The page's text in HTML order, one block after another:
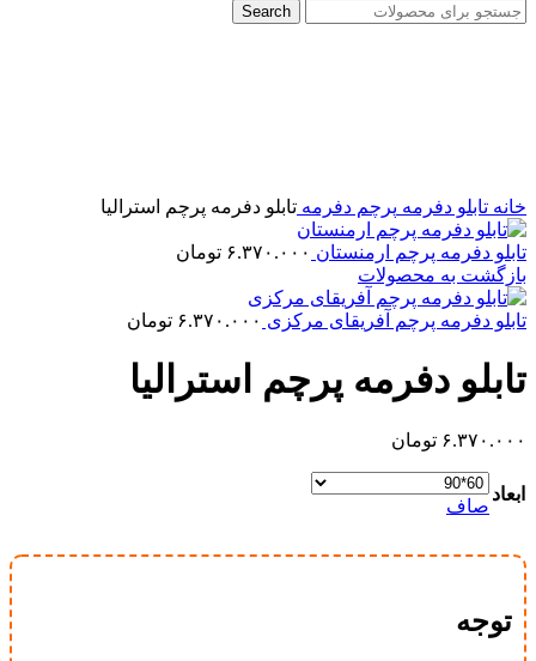
Search
خانه تابلو دفرمه پرچم دفرمه تابلو دفرمه پرچم استرالیا
تابلو دفرمه پرچم ارمنستان ۶.۳۷۰.۰۰۰ تومان
بازگشت به محصولات
تابلو دفرمه پرچم آفریقای مرکزی ۶.۳۷۰.۰۰۰ تومان
تابلو دفرمه پرچم استرالیا
۶.۳۷۰.۰۰۰ تومان
ابعاد
صاف
توجه